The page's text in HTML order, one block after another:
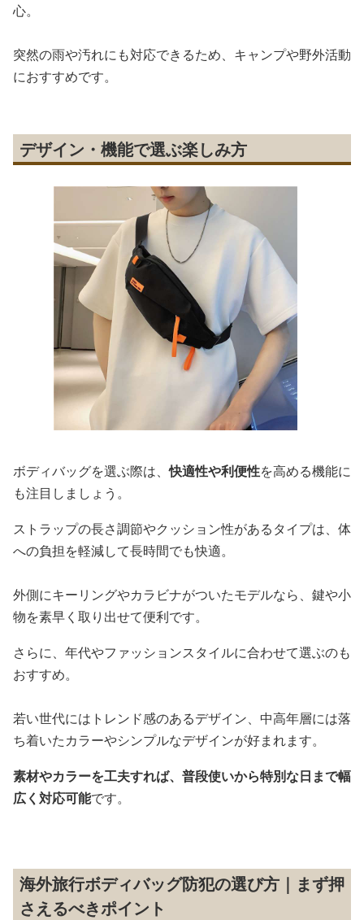
心。
突然の雨や汚れにも対応できるため、キャンプや野外活動
におすすめです。
デザイン・機能で選ぶ楽しみ方
ボディバッグを選ぶ際は、快適性や利便性を高める機能に
も注目しましょう。
ストラップの長さ調節やクッション性があるタイプは、体
への負担を軽減して長時間でも快適。
外側にキーリングやカラビナがついたモデルなら、鍵や小
物を素早く取り出せて便利です。
さらに、年代やファッションスタイルに合わせて選ぶのも
おすすめ。
若い世代にはトレンド感のあるデザイン、中高年層には落
ち着いたカラーやシンプルなデザインが好まれます。
素材やカラーを工夫すれば、普段使いから特別な日まで幅
広く対応可能です。
海外旅行ボディバッグ防犯の選び方｜まず押
さえるべきポイント